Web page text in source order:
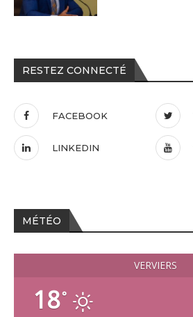
RESTEZ CONNECTÉ
FACEBOOK
LINKEDIN
MÉTÉO
VERVIERS
18°